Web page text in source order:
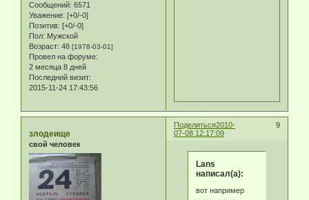
Сообщений: 6571
Уважение: [+0/-0]
Позитив: [+0/-0]
Пол: Мужской
Возраст: 48 [1978-03-01]
Провел на форуме:
2 месяца 8 дней
Последний визит:
2015-11-24 17:43:56
Поделиться 9
2010-
07-08 12:17:09
злодеище
свой человек
Lans
написал(а):
вот например